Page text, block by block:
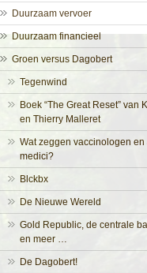
Duurzaam vervoer
Duurzaam financieel
Groen versus Dagobert
Tegenwind
Boek “The Great Reset” van
en Thierry Malleret
Wat zeggen vaccinologen en
medici?
Blckbx
De Nieuwe Wereld
Gold Republic, de centrale
en meer …
De Dagobert!